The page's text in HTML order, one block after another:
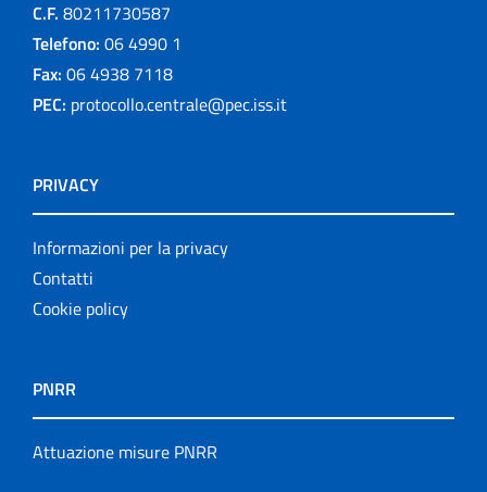
C.F. 80211730587
Telefono: 06 4990 1
Fax: 06 4938 7118
PEC: protocollo.centrale@pec.iss.it
PRIVACY
Informazioni per la privacy
Contatti
Cookie policy
PNRR
Attuazione misure PNRR